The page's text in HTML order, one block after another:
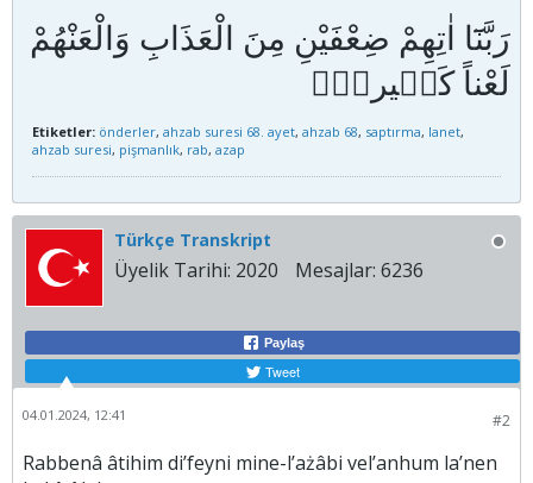
رَبَّنَٓا اٰتِهِمْ ضِعْفَيْنِ مِنَ الْعَذَابِ وَالْعَنْهُمْ
Etiketler: önderler, ahzab suresi 68. ayet, ahzab 68, saptırma, lanet,
ahzab suresi, pişmanlık, rab, azap
Türkçe Transkript
Üyelik Tarihi: 2020 Mesajlar: 6236
Paylaş
Tweet
#2
04.01.2024, 12:41
Rabbenâ âtihim di’feyni mine-l’ażâbi vel’anhum la’nen